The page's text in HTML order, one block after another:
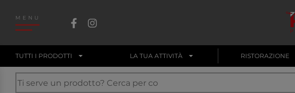
MENU
TUTTI I PRODOTTI LA TUA ATTIVITÀ RISTORAZIONE